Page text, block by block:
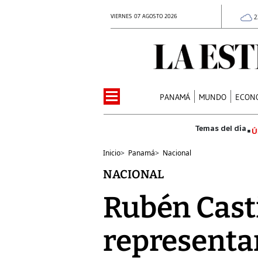
VIERNES 07 AGOSTO 2026
PANAMÁ MUNDO
Inicio> Panamá> Nacional
NACIONAL
Rubén